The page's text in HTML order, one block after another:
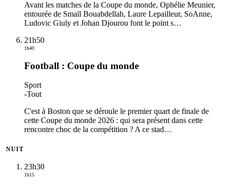
Avant les matches de la Coupe du monde, Ophélie Meunier,
entourée de Smaïl Bouabdellah, Laure Lepailleur, SoAnne,
Ludovic Giuly et Johan Djourou font le point s…
21h50
1h40
Football : Coupe du monde
Sport
-Tout
C'est à Boston que se déroule le premier quart de finale de
cette Coupe du monde 2026 : qui sera présent dans cette
rencontre choc de la compétition ? A ce stad…
NUIT
23h30
1h15